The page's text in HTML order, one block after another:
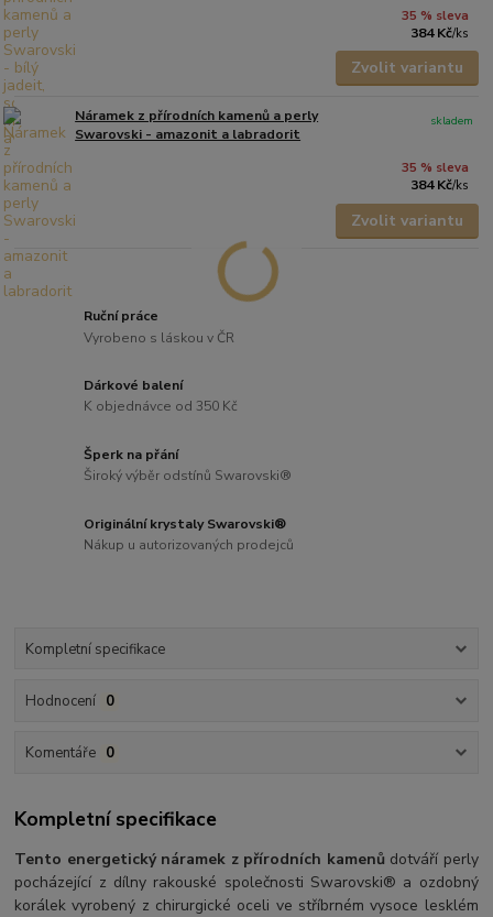
35 % sleva
384 Kč/ks
Zvolit variantu
Náramek z přírodních kamenů a perly
Swarovski - amazonit a labradorit
35 % sleva
384 Kč/ks
skladem
Zvolit variantu
Ruční práce
Vyrobeno s láskou v ČR
Dárkové balení
K objednávce od 350 Kč
Šperk na přání
Široký výběr odstínů Swarovski®
Originální krystaly Swarovski®
Nákup u autorizovaných prodejců
Kompletní specifikace
Hodnocení 0
Komentáře 0
Kompletní specifikace
Tento energetický náramek z přírodních kamenů dotváří perly
pocházející z dílny rakouské společnosti Swarovski® a ozdobný
korálek vyrobený z chirurgické oceli ve stříbrném vysoce lesklém